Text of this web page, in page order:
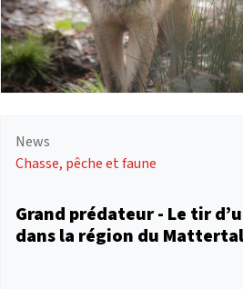
News
Chasse, pêche et faune
Grand prédateur - Le tir
dans la région du Mattertal